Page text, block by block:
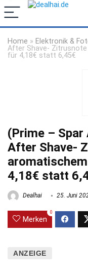
Home » Elektronik &
After Shave-
für 4,18€ statt 6,45€
(Prime – Spar
After Shave-
4,18€ statt
Dealhai 25. Juni
Merken
0
ANZEIGE